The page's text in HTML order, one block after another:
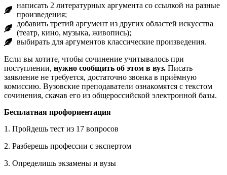
написать 2 литературных аргумента со ссылкой на разные
произведения;
добавить третий аргумент из других областей искусства
(театр, кино, музыка, живопись);
выбирать для аргументов классические произведения.
Если вы хотите, чтобы сочинение учитывалось при
поступлении, нужно сообщить об этом в вуз. Писать
заявление не требуется, достаточно звонка в приёмную
комиссию. Вузовские преподаватели ознакомятся с текстом
сочинения, скачав его из общероссийской электронной базы.
Бесплатная профориентация
1. Пройдешь тест из 17 вопросов
2. Разберешь профессии с экспертом
3. Определишь экзамены и вузы